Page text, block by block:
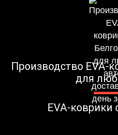
Производство EVA-
для
EVA-коврики